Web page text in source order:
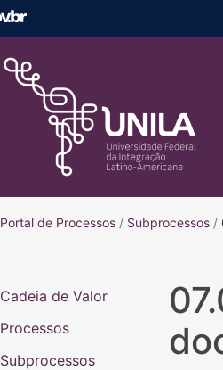
Portal de ProcessosPortal de
/ Subprocessos /
Cadeia de Valor
Processos
Subprocessos